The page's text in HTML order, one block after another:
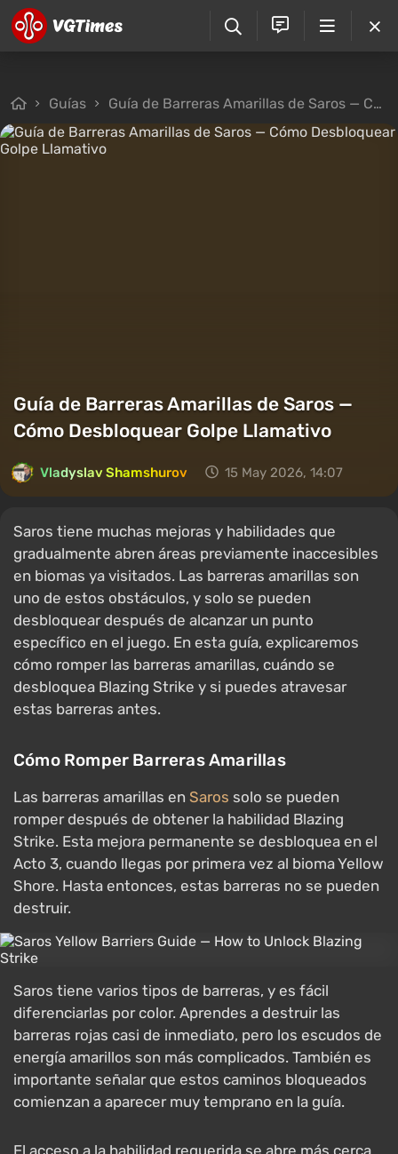
Guías Guía de Barreras Amarillas de Saros — Cómo Desbloquear Golpe Llamativo
Guía de Barreras Amarillas de Saros —
Cómo Desbloquear Golpe Llamativo
Vladyslav Shamshurov 15 May 2026, 14:07
Saros tiene muchas mejoras y habilidades que
gradualmente abren áreas previamente inaccesibles
en biomas ya visitados. Las barreras amarillas son
uno de estos obstáculos, y solo se pueden
desbloquear después de alcanzar un punto
específico en el juego. En esta guía, explicaremos
cómo romper las barreras amarillas, cuándo se
desbloquea Blazing Strike y si puedes atravesar
estas barreras antes.
Cómo Romper Barreras Amarillas
Las barreras amarillas en Saros solo se pueden
romper después de obtener la habilidad Blazing
Strike. Esta mejora permanente se desbloquea en el
Acto 3, cuando llegas por primera vez al bioma Yellow
Shore. Hasta entonces, estas barreras no se pueden
destruir.
Saros tiene varios tipos de barreras, y es fácil
diferenciarlas por color. Aprendes a destruir las
barreras rojas casi de inmediato, pero los escudos de
energía amarillos son más complicados. También es
importante señalar que estos caminos bloqueados
comienzan a aparecer muy temprano en la guía.
El acceso a la habilidad requerida se abre más cerca